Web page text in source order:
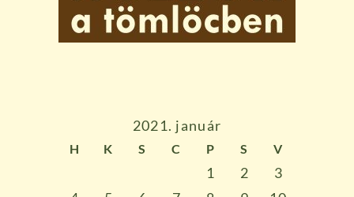
2021. január
H K S C P S V
1 2
3